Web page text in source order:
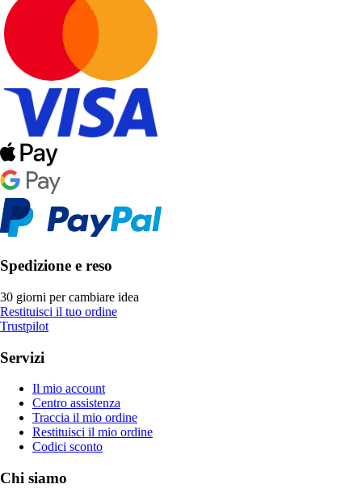
Spedizione e reso
30 giorni per cambiare idea
Restituisci il tuo ordine
Trustpilot
Servizi
Il mio account
Centro assistenza
Traccia il mio ordine
Restituisci il mio ordine
Codici sconto
Chi siamo